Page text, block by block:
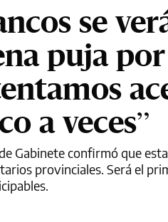
se
puja
a veces”
Gabinete confirmó que
provinciales. Será el